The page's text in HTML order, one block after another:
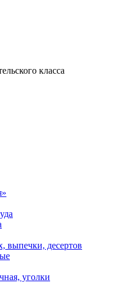
класса
выпечки, десертов
уголки